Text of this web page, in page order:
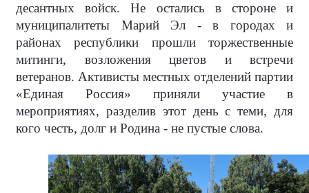
десантных войск. Не остались в стороне и
муниципалитеты Марий Эл - в городах и
районах республики прошли торжественные
митинги, возложения цветов и встречи
ветеранов. Активисты местных отделений партии
«Единая Россия» приняли участие в
мероприятиях, разделив этот день с теми, для
кого честь, долг и Родина - не пустые слова.